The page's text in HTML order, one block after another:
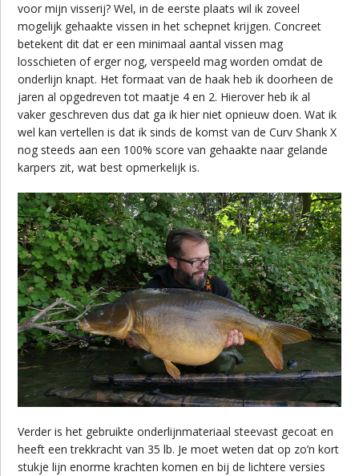
voor mijn visserij? Wel, in de eerste plaats wil ik zoveel
mogelijk gehaakte vissen in het schepnet krijgen. Concreet
betekent dit dat er een minimaal aantal vissen mag
losschieten of erger nog, verspeeld mag worden omdat de
onderlijn knapt. Het formaat van de haak heb ik doorheen de
jaren al opgedreven tot maatje 4 en 2. Hierover heb ik al
vaker geschreven dus dat ga ik hier niet opnieuw doen. Wat ik
wel kan vertellen is dat ik sinds de komst van de Curv Shank X
nog steeds aan een 100% score van gehaakte naar gelande
karpers zit, wat best opmerkelijk is.
Verder is het gebruikte onderlijnmateriaal steevast gecoat en
heeft een trekkracht van 35 lb. Je moet weten dat op zo’n kort
stukje lijn enorme krachten komen en bij de lichtere versies